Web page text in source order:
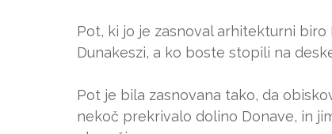
Pot, ki jo je zasnoval arhitekturni
Dunakeszi, a ko boste stopili na
Pot je bila zasnovana tako, da
nekoč prekrivalo dolino Donave, in